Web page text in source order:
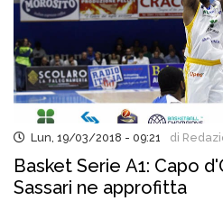
Lun, 19/03/2018 - 09:21 di
Basket Serie A1: Capo
Sassari ne approfitta